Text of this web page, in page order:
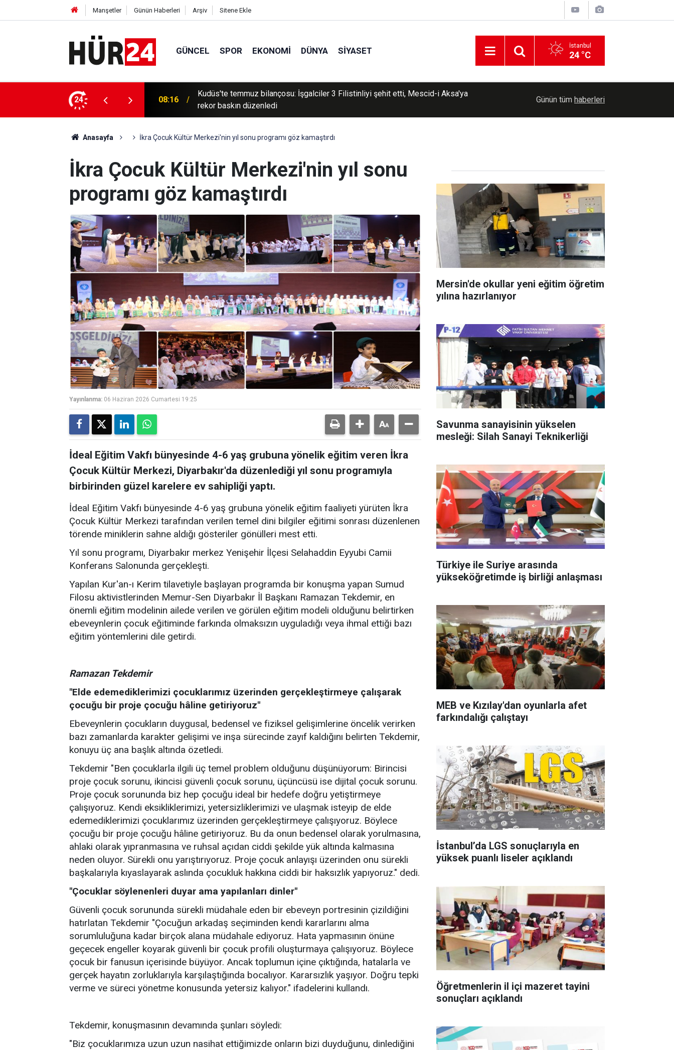
Manşetler Günün Haberleri Arşiv Sitene Ekle
GÜNCEL SPOR EKONOMI DÜNYA SIYASET İstanbul
24 °C
24
3 Filistinliyi şehit etti, Mescid-i Aksa'ya
07:57 Güneydoğu'da toz taşınımı bekleniyor
ödeyecek
Günün tüm haberleri
Anasayfa İkra Çocuk Kültür Merkezi'nin yıl sonu programı göz kamaştırdı
İkra Çocuk Kültür Merkezi'nin yıl sonu
programı göz kamaştırdı
Yayınlanma: 06 Haziran 2026 Cumartesi 19:25
İdeal Eğitim Vakfı bünyesinde 4-6 yaş grubuna yönelik eğitim veren İkra
Çocuk Kültür Merkezi, Diyarbakır'da düzenlediği yıl sonu programıyla
birbirinden güzel karelere ev sahipliği yaptı.
İdeal Eğitim Vakfı bünyesinde 4-6 yaş grubuna yönelik eğitim faaliyeti yürüten İkra
Çocuk Kültür Merkezi tarafından verilen temel dini bilgiler eğitimi sonrası düzenlenen
törende miniklerin sahne aldığı gösteriler gönülleri mest etti.
Yıl sonu programı, Diyarbakır merkez Yenişehir İlçesi Selahaddin Eyyubi Camii
Konferans Salonunda gerçekleşti.
Yapılan Kur'an-ı Kerim tilavetiyle başlayan programda bir konuşma yapan Sumud
Filosu aktivistlerinden Memur-Sen Diyarbakır İl Başkanı Ramazan Tekdemir, en
önemli eğitim modelinin ailede verilen ve görülen eğitim modeli olduğunu belirtirken
ebeveynlerin çocuk eğitiminde farkında olmaksızın uyguladığı veya ihmal ettiği bazı
eğitim yöntemlerini dile getirdi.
Ramazan Tekdemir
"Elde edemediklerimizi çocuklarımız üzerinden gerçekleştirmeye çalışarak
çocuğu bir proje çocuğu hâline getiriyoruz"
Ebeveynlerin çocukların duygusal, bedensel ve fiziksel gelişimlerine öncelik verirken
bazı zamanlarda karakter gelişimi ve inşa sürecinde zayıf kaldığını belirten Tekdemir,
konuyu üç ana başlık altında özetledi.
Tekdemir "Ben çocuklarla ilgili üç temel problem olduğunu düşünüyorum: Birincisi
proje çocuk sorunu, ikincisi güvenli çocuk sorunu, üçüncüsü ise dijital çocuk sorunu.
Proje çocuk sorununda biz hep çocuğu ideal bir hedefe doğru yetiştirmeye
çalışıyoruz. Kendi eksikliklerimizi, yetersizliklerimizi ve ulaşmak isteyip de elde
edemediklerimizi çocuklarımız üzerinden gerçekleştirmeye çalışıyoruz. Böylece
çocuğu bir proje çocuğu hâline getiriyoruz. Bu da onun bedensel olarak yorulmasına,
ahlaki olarak yıpranmasına ve ruhsal açıdan ciddi şekilde yük altında kalmasına
neden oluyor. Sürekli onu yarıştırıyoruz. Proje çocuk anlayışı üzerinden onu sürekli
başkalarıyla kıyaslayarak aslında çocukluk hakkına ciddi bir haksızlık yapıyoruz." dedi.
"Çocuklar söylenenleri duyar ama yapılanları dinler"
Güvenli çocuk sorununda sürekli müdahale eden bir ebeveyn portresinin çizildiğini
hatırlatan Tekdemir "Çocuğun arkadaş seçiminden kendi kararlarını alma
sorumluluğuna kadar birçok alana müdahale ediyoruz. Hata yapmasının önüne
geçecek engeller koyarak güvenli bir çocuk profili oluşturmaya çalışıyoruz. Böylece
çocuk bir fanusun içerisinde büyüyor. Ancak toplumun içine çıktığında, hatalarla ve
gerçek hayatın zorluklarıyla karşılaştığında bocalıyor. Kararsızlık yaşıyor. Doğru tepki
verme ve süreci yönetme konusunda yetersiz kalıyor." ifadelerini kullandı.
Tekdemir, konuşmasının devamında şunları söyledi:
"Biz çocuklarımıza uzun uzun nasihat ettiğimizde onların bizi duyduğunu, dinlediğini
Mersin'de okullar yeni eğitim öğretim
yılına hazırlanıyor
Savunma sanayisinin yükselen
mesleği: Silah Sanayi Teknikerliği
Türkiye ile Suriye arasında
yükseköğretimde iş birliği anlaşması
MEB ve Kızılay'dan oyunlarla afet
farkındalığı çalıştayı
İstanbul’da LGS sonuçlarıyla en
yüksek puanlı liseler açıklandı
Öğretmenlerin il içi mazeret tayini
sonuçları açıklandı